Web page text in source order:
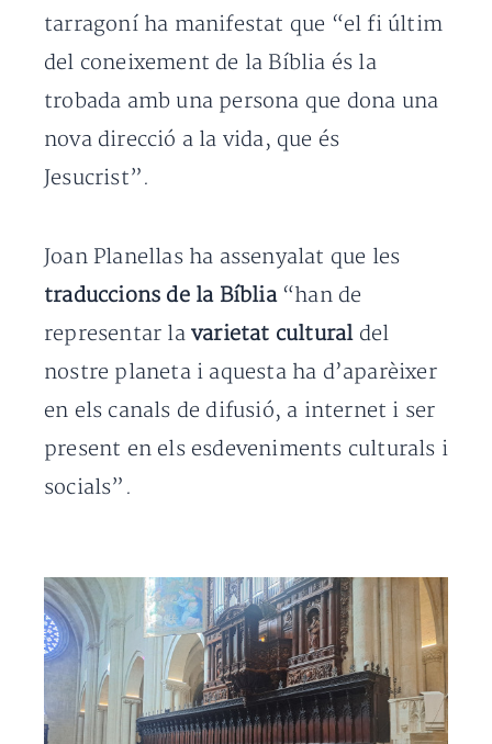
tarragoní ha manifestat que “el fi últim
del coneixement de la Bíblia és la
trobada amb una persona que dona una
nova direcció a la vida, que és
Jesucrist”.
Joan Planellas ha assenyalat que les
traduccions de la Bíblia“han de
representar la varietat cultural del
nostre planeta i aquesta ha d’aparèixer
en els canals de difusió, a internet i ser
present en els esdeveniments culturals i
socials”.